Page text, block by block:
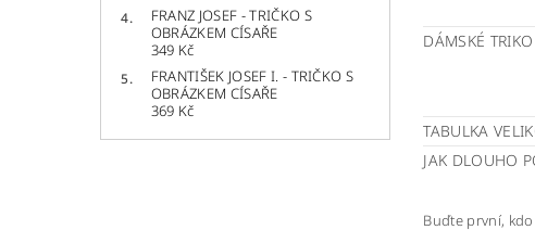
FRANZ JOSEF - TRIČKO S
OBRÁZKEM CÍSAŘE
349 Kč
FRANTIŠEK JOSEF I. - TRIČKO S
OBRÁZKEM CÍSAŘE
369 Kč
DÁMSKÉ TRIKO
TABULKA
JAK DLOUHO
Buďte první,